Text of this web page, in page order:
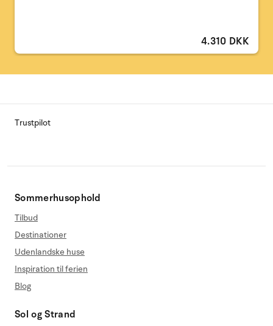
4.310 DKK
Trustpilot
Sommerhusophold
Tilbud
Destinationer
Udenlandske huse
Inspiration til ferien
Blog
Sol og Strand